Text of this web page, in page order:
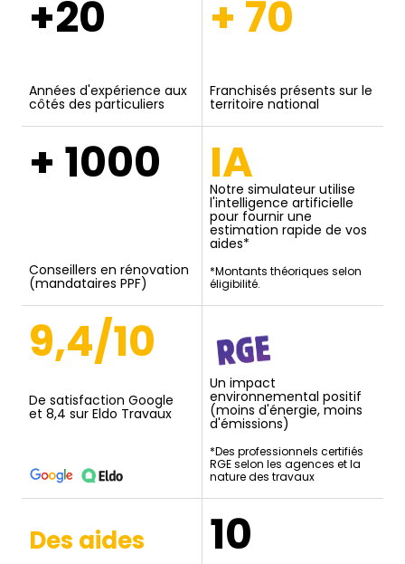
+20
Années d'expérience aux
côtés des particuliers
+ 70
Franchisés présents sur le
territoire national
+ 1000
Conseillers en rénovation
(mandataires PPF)
IA
Notre simulateur utilise
l'intelligence artificielle
pour fournir une
estimation rapide de vos
aides*
*Montants théoriques selon
éligibilité.
9,4/10
De satisfaction Google
et 8,4 sur Eldo Travaux
Un impact
environnemental positif
(moins d'énergie, moins
d'émissions)
*Des professionnels certifiés
RGE selon les agences et la
nature des travaux
Des aides
10